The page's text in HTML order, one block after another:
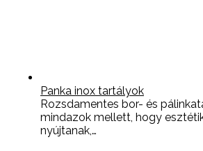
Panka inox tartályok
Rozsdamentes bor- és
mindazok mellett, hogy
nyújtanak,…